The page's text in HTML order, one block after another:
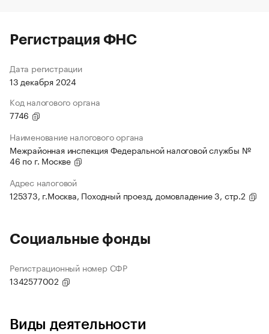
Регистрация ФНС
Дата регистрации
13 декабря 2024
Код налогового органа
7746
Наименование налогового органа
Межрайонная инспекция Федеральной налоговой службы №
46 по г. Москве
Адрес налоговой
125373, г.Москва, Походный проезд, домовладение 3, стр.2
Социальные фонды
Регистрационный номер СФР
1342577002
Виды деятельности